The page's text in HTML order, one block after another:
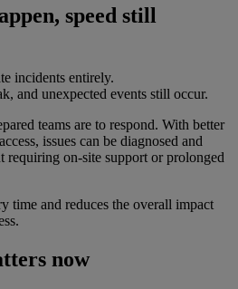
speed still
incidents entirely.
and unexpected events still occur.
teams are to respond. With better
issues can be diagnosed and
requiring on-site support or prolonged
time and reduces the overall impact
now